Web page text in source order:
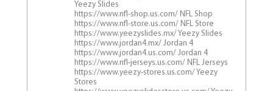
Yeezy Slides
https://www.nfl-shop.us.com/ NFL Shop
https://www.nfl-store.us.com/ NFL Store
https://www.yeezyslides.mx/ Yeezy Slides
https://www.jordan4.mx/ Jordan 4
https://www.jordan4.us.com/ Jordan 4
https://www.nfl-jerseys.us.com/ NFL Jerseys
https://www.yeezy-stores.us.com/ Yeezy
Stores